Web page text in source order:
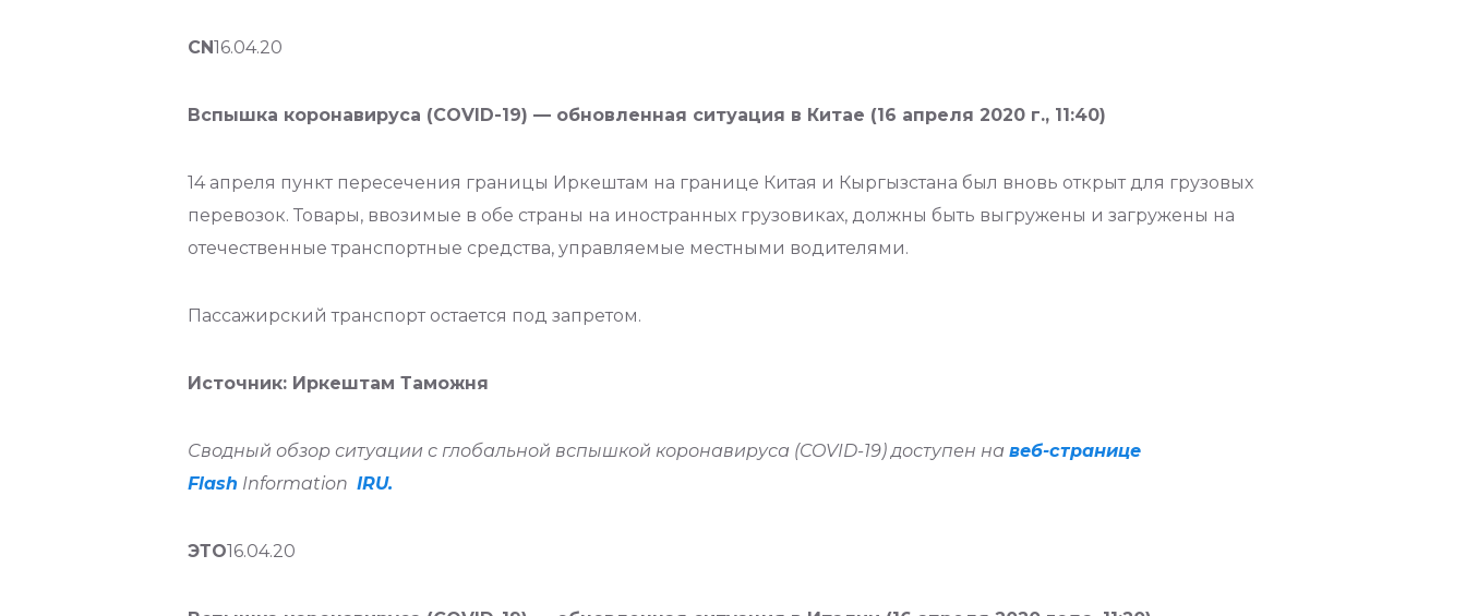
CN16.04.20
Вспышка коронавируса (COVID-19) — обновленная ситуация в Китае (16 апреля 2020 г., 11:40)
14 апреля пункт пересечения границы Иркештам на границе Китая и Кыргызстана был вновь открыт для грузовых
перевозок. Товары, ввозимые в обе страны на иностранных грузовиках, должны быть выгружены и загружены на
отечественные транспортные средства, управляемые местными водителями.
Пассажирский транспорт остается под запретом.
Источник: Иркештам Таможня
Сводный обзор ситуации с глобальной вспышкой коронавируса (COVID-19) доступен на веб-странице
Flash Information IRU.
ЭТО16.04.20